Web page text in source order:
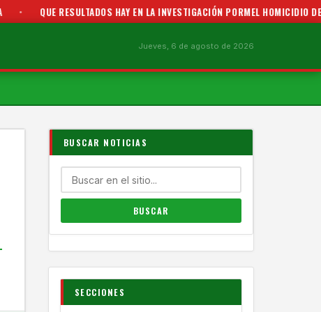
QUE RESULTADOS HAY EN LA INVESTIGACIÓN PORMEL HOMICIDIO DE
Jueves, 6 de agosto de 2026
BUSCAR NOTICIAS
SECCIONES